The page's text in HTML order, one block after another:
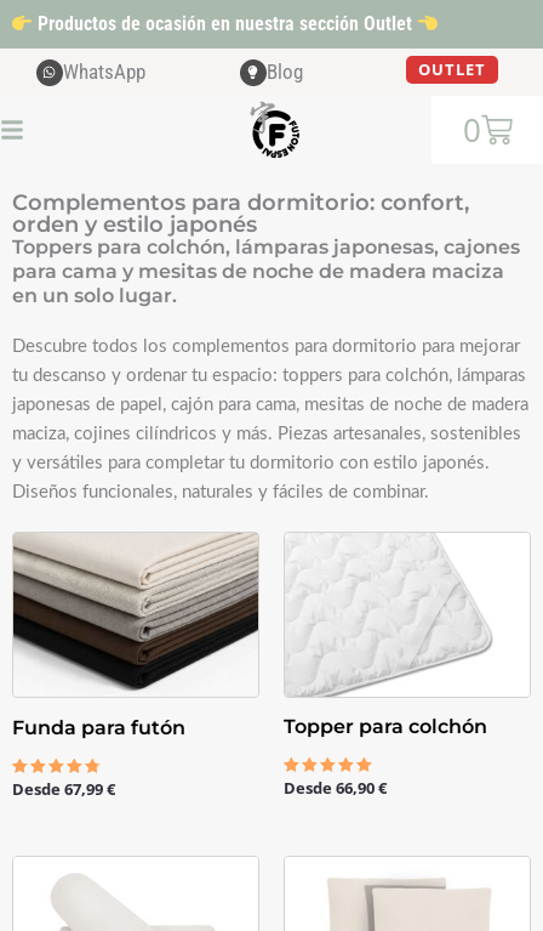
al
contenido
Productos de ocasión en nuestra sección Outlet
WhatsApp Blog OUTLET
0
Cart
Complementos para dormitorio: confort,
orden y estilo japonés
Toppers para colchón, lámparas japonesas, cajones
para cama y mesitas de noche de madera maciza
en un solo lugar.
Descubre todos los complementos para dormitorio para mejorar
tu descanso y ordenar tu espacio: toppers para colchón, lámparas
japonesas de papel, cajón para cama, mesitas de noche de madera
maciza, cojines cilíndricos y más. Piezas artesanales, sostenibles
y versátiles para completar tu dormitorio con estilo japonés.
Diseños funcionales, naturales y fáciles de combinar.
Funda para futón
Valorado
Desde67,99€
Topper para colchón
Valorado
Desde66,90€